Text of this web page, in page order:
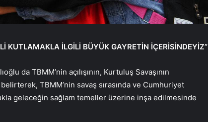
KUTLAMAKLA İLGİLİ BÜYÜK GAYRETİN İÇERİSİNDEYİZ”
da TBMM’nin açılışının, Kurtuluş Savaşının
TBMM’nin savaş sırasında ve Cumhuriyet
geleceğin sağlam temeller üzerine inşa edilmesinde